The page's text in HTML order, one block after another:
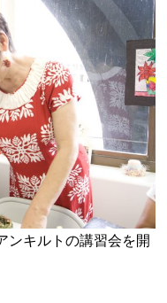
ンキルトの講習会を開